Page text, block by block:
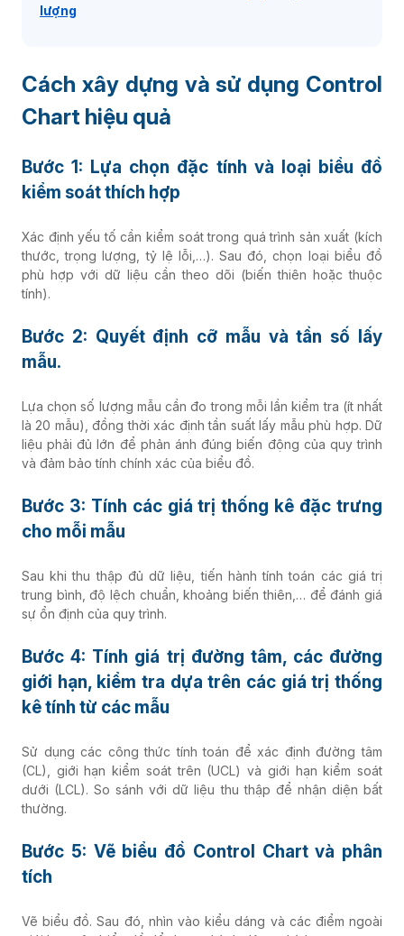
lượng
Cách xây dựng và sử dụng Control
Chart hiệu quả
Bước 1: Lựa chọn đặc tính và loại biểu đồ
kiểm soát thích hợp
Xác định yếu tố cần kiểm soát trong quá trình sản xuất (kích
thước, trọng lượng, tỷ lệ lỗi,…). Sau đó, chọn loại biểu đồ
phù hợp với dữ liệu cần theo dõi (biến thiên hoặc thuộc
tính).
Bước 2: Quyết định cỡ mẫu và tần số lấy
mẫu.
Lựa chọn số lượng mẫu cần đo trong mỗi lần kiểm tra (ít nhất
là 20 mẫu), đồng thời xác định tần suất lấy mẫu phù hợp. Dữ
liệu phải đủ lớn để phản ánh đúng biến động của quy trình
và đảm bảo tính chính xác của biểu đồ.
Bước 3: Tính các giá trị thống kê đặc trưng
cho mỗi mẫu
Sau khi thu thập đủ dữ liệu, tiến hành tính toán các giá trị
trung bình, độ lệch chuẩn, khoảng biến thiên,… để đánh giá
sự ổn định của quy trình.
Bước 4: Tính giá trị đường tâm, các đường
giới hạn, kiểm tra dựa trên các giá trị thống
kê tính từ các mẫu
Sử dụng các công thức tính toán để xác định đường tâm
(CL), giới hạn kiểm soát trên (UCL) và giới hạn kiểm soát
dưới (LCL). So sánh với dữ liệu thu thập để nhận diện bất
thường.
Bước 5: Vẽ biểu đồ Control Chart và phân
tích
Vẽ biểu đồ. Sau đó, nhìn vào kiểu dáng và các điểm ngoài